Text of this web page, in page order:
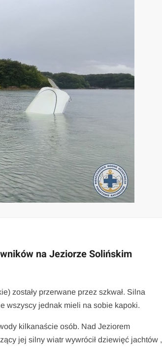
na Jeziorze Solińskim
zostały przerwane przez szkwał. Silna
wszyscy jednak mieli na sobie kapoki.
kilkanaście osób. Nad Jeziorem
jej silny wiatr wywrócił dziewięć jachtów ,